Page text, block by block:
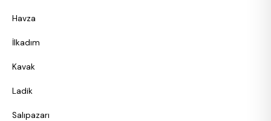
Havza
İlkadım
Kavak
Ladik
Salıpazarı